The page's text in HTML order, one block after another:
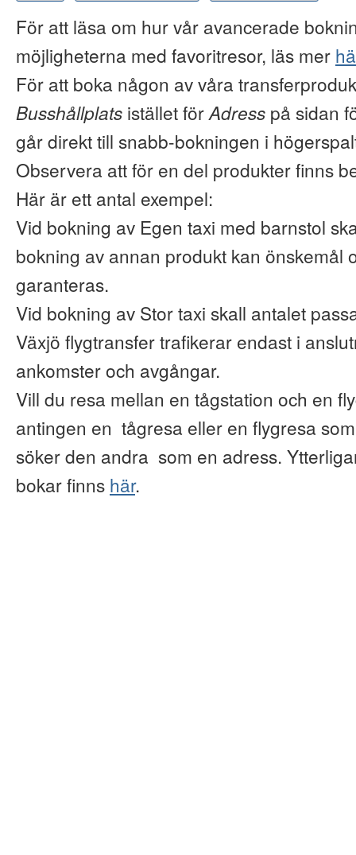
För att läsa om hur vår avancerade
möjligheterna med favoritresor, läs mer
För att boka någon av våra
Busshållplats istället förAdress på sidan
går direkt till snabb-bokningen i
Observera att för en del produkter finns
Här är ett antal exempel:
Vid bokning av Egen taxi med barnstol
bokning av annan produkt kan önskemål
garanteras.
Vid bokning av Stor taxi skall antalet
Växjö flygtransfer trafikerar endast i
ankomster och avgångar.
Vill du resa mellan en tågstation och en
antingen en tågresa eller en flygresa
söker den andra som en adress.
bokar finns här.